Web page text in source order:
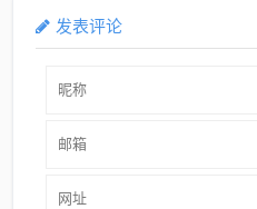
发表评论